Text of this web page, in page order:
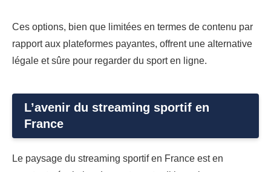
Ces options, bien que limitées en termes de contenu par
rapport aux plateformes payantes, offrent une alternative
légale et sûre pour regarder du sport en ligne.
L’avenir du streaming sportif en
France
Le paysage du streaming sportif en France est en